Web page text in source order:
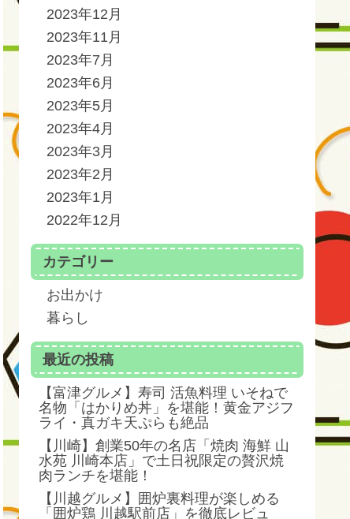
2023年12月
2023年11月
2023年7月
2023年6月
2023年5月
2023年4月
2023年3月
2023年2月
2023年1月
2022年12月
カテゴリー
お出かけ
暮らし
最近の投稿
【富津グルメ】寿司 活魚料理 いそねで
名物「はかりめ丼」を堪能！黄金アジフ
ライ・真ガキ天ぷらも絶品
【川崎】創業50年の名店「焼肉 海鮮 山
水苑 川崎本店」で土日祝限定の贅沢焼
肉ランチを堪能！
【川越グルメ】囲炉裏料理が楽しめる
「囲炉鶏 川越駅前店」を徹底レビュ